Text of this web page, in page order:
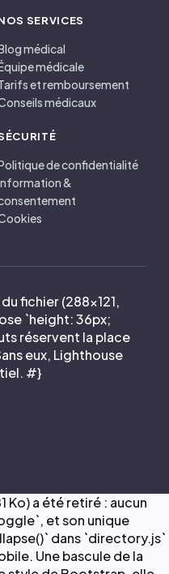
SERVICES
médical
médicale
et remboursement
médicaux
de confidentialité
&
fichier (288×121,
`height: 36px;
réservent la place
eux, Lighthouse
#}
Ko) a été retiré : aucun
et son unique
dans `directory.js`
Une bascule de la